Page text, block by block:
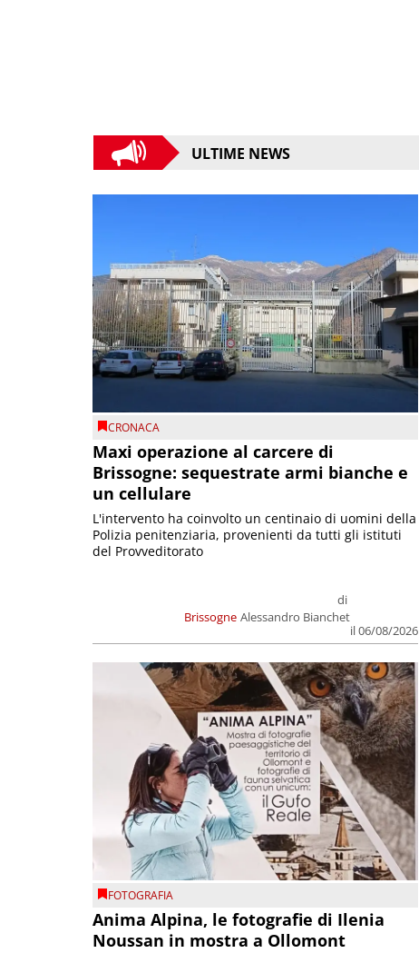
ULTIME NEWS
CRONACA
Maxi operazione al carcere di
Brissogne: sequestrate armi bianche e
un cellulare
Brissogne
di
Alessandro Bianchet
il 06/08/2026
L'intervento ha coinvolto un centinaio di uomini della
Polizia penitenziaria, provenienti da tutti gli istituti
del Provveditorato
FOTOGRAFIA
Anima Alpina, le fotografie di Ilenia
Noussan in mostra a Ollomont